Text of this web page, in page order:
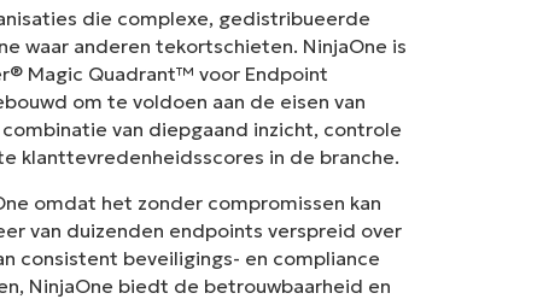
die complexe, gedistribueerde
waar anderen tekortschieten. NinjaOne is
Magic Quadrant™ voor Endpoint
om te voldoen aan de eisen van
van diepgaand inzicht, controle
klanttevredenheidsscores in de branche.
omdat het zonder compromissen kan
van duizenden endpoints verspreid over
consistent beveiligings- en compliance
NinjaOne biedt de betrouwbaarheid en